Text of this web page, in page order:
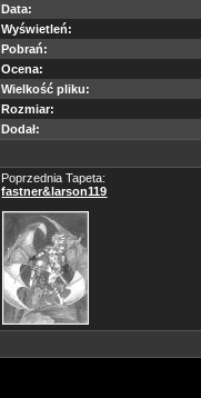
Data:
Wyświetleń:
Pobrań:
Ocena:
Wielkość pliku:
Rozmiar:
Dodał:
Poprzednia Tapeta:
fastner&larson119